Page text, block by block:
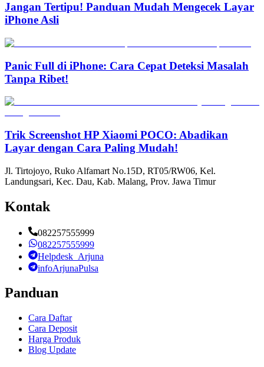
Jangan Tertipu! Panduan Mudah Mengecek Layar
iPhone Asli
Panic Full di iPhone: Cara Cepat Deteksi Masalah
Tanpa Ribet!
Trik Screenshot HP Xiaomi POCO: Abadikan
Layar dengan Cara Paling Mudah!
Jl. Tirtojoyo, Ruko Alfamart No.15D, RT05/RW06, Kel.
Landungsari, Kec. Dau, Kab. Malang, Prov. Jawa Timur
Kontak
082257555999
082257555999
Helpdesk_Arjuna
infoArjunaPulsa
Panduan
Cara Daftar
Cara Deposit
Harga Produk
Blog Update